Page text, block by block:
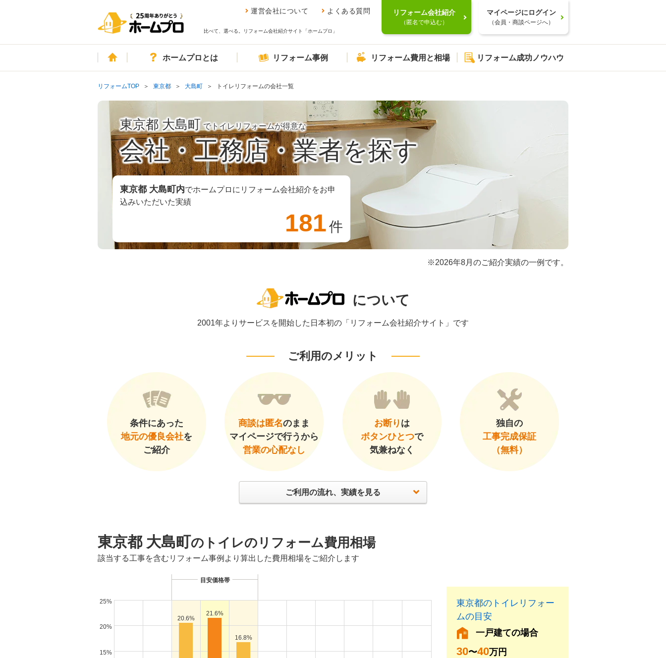
運営会社について よくある質問
比べて、選べる。リフォーム会社紹介サイト「ホームプロ」
リフォーム会社紹介
（匿名で申込む）
マイページにログイン
（会員・商談ページへ）
ホームホームプロとは リフォーム事例 リフォーム費用と相場 リフォーム成功ノウハウ
リフォームTOP 東京都 大島町 トイレリフォームの会社一覧
東京都 大島町 でトイレリフォームが得意な
会社・工務店・業者を探す
東京都 大島町 内でホームプロにリフォーム会社紹介をお申
込みいただいた実績
181件
※2026年8月のご紹介実績の一例です。
について
2001年よりサービスを開始した日本初の「リフォーム会社紹介サイト」です
ご利用のメリット
条件にあった
地元の優良会社を
ご紹介
商談は匿名のまま
マイページで行うから
営業の心配なし
お断り は
ボタンひとつで
気兼ねなく
独自の
工事完成保証
（無料）
ご利用の流れ、実績を見る
東京都 大島町のトイレのリフォーム費用相場
該当する工事を含むリフォーム事例より算出した費用相場をご紹介します
目安価格帯
25%
20%
15%
20.6%
21.6%
16.8%
東京都のトイレリフォー
ムの目安
一戸建ての場合
30〜40万円